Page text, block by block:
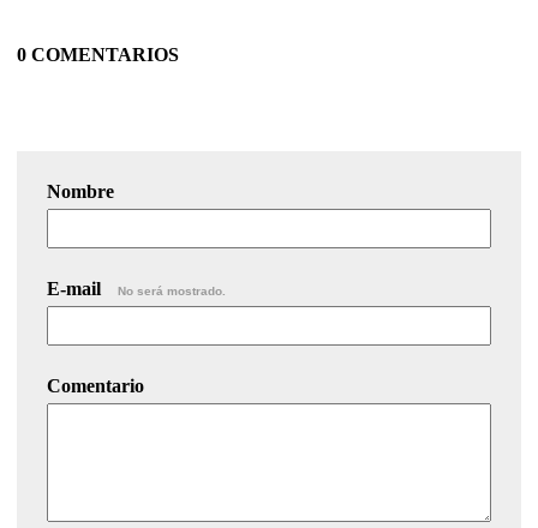
0 COMENTARIOS
Nombre
E-mail No será mostrado.
Comentario